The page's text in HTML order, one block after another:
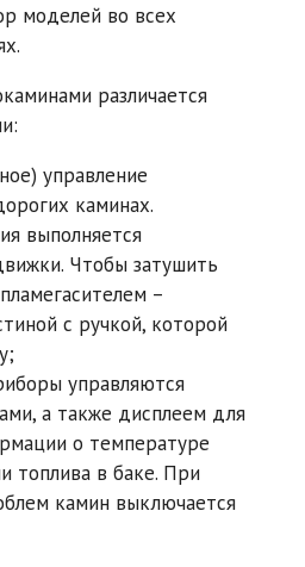
моделей во всех
различается
управление
каминах.
выполняется
Чтобы затушить
–
с ручкой, которой
управляются
а также дисплеем для
о температуре
топлива в баке. При
камин выключается